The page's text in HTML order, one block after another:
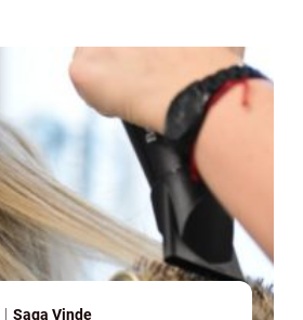
Saga Vinde